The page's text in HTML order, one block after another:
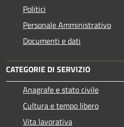
Politici
Personale Amministrativo
Documenti e dati
CATEGORIE DI SERVIZIO
Anagrafe e stato civile
Cultura e tempo libero
Vita lavorativa